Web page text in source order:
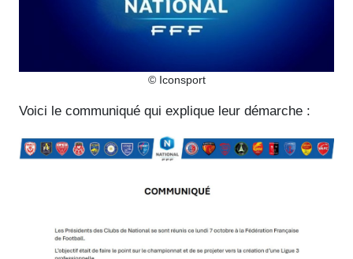
© Iconsport
Voici le communiqué qui explique leur démarche :